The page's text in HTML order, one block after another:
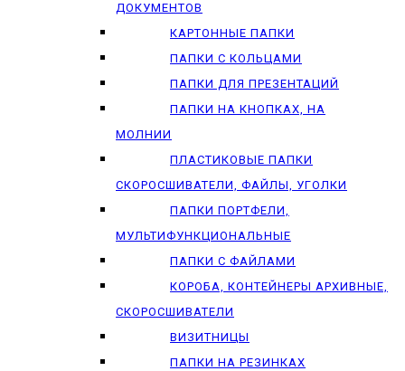
ДОКУМЕНТОВ
КАРТОННЫЕ ПАПКИ
ПАПКИ С КОЛЬЦАМИ
ПАПКИ ДЛЯ ПРЕЗЕНТАЦИЙ
ПАПКИ НА КНОПКАХ, НА
МОЛНИИ
ПЛАСТИКОВЫЕ ПАПКИ
СКОРОСШИВАТЕЛИ, ФАЙЛЫ, УГОЛКИ
ПАПКИ ПОРТФЕЛИ,
МУЛЬТИФУНКЦИОНАЛЬНЫЕ
ПАПКИ С ФАЙЛАМИ
КОРОБА, КОНТЕЙНЕРЫ АРХИВНЫЕ,
СКОРОСШИВАТЕЛИ
ВИЗИТНИЦЫ
ПАПКИ НА РЕЗИНКАХ